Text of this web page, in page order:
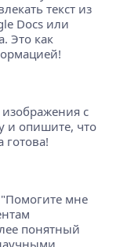
текст из
Docs или
Это как
с
и опишите, что
готова!
"Помогите мне
понятный